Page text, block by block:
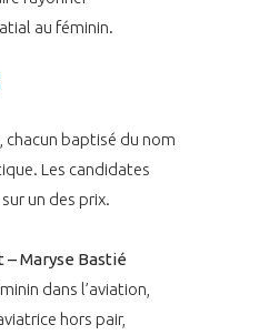
au féminin.
chacun baptisé du nom
Les candidates
un des prix.
– Maryse Bastié
dans l’aviation,
hors pair,